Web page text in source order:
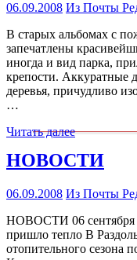
06.09.2008 Из Почты
В старых альбомах с
запечатлены
иногда и вид парка,
крепости. Аккуратные
деревья, причудливо
…
Читать далее
НОВОСТИ
06.09.2008 Из Почты
НОВОСТИ 06 сентября
пришло тепло В
отопительного сезона